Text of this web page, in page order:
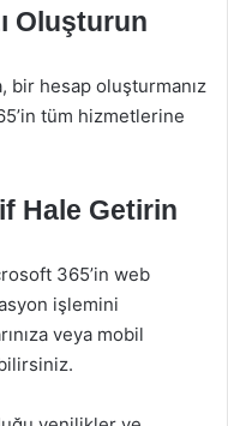
Oluşturun
bir hesap oluşturmanız
tüm hizmetlerine
Hale Getirin
365’in web
işlemini
veya mobil